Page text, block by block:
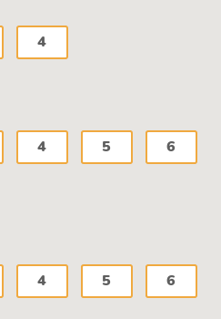
4
4 5 6
4 5 6